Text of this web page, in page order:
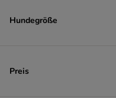
Hundegröße
Preis